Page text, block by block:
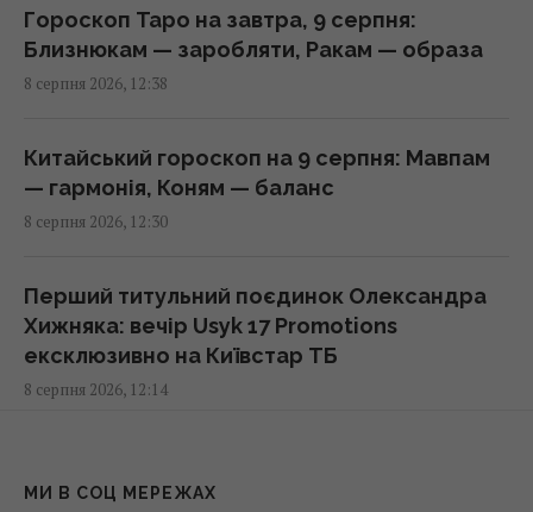
Нові рішення Нацбанку дозволять бізнесу
залучати більше кредитів: Пишний розкрив
деталі
Денисенко зізналася, чому насправді
поспішає вийти заміж
Обробка вхідних дверей оцтом: досвідчені
господині розповіли, для чого це потрібно
13:00 субота, 08 серпня 2026
названо найпопулярнішого автовиробника
Гороскоп Таро на завтра, 9 серпня:
Близнюкам — заробляти, Ракам — образа
8 серпня 2026, 12:38
Китайський гороскоп на 9 серпня: Мавпам
— гармонія, Коням — баланс
8 серпня 2026, 12:30
Перший титульний поєдинок Олександра
Хижняка: вечір Usyk 17 Promotions
ексклюзивно на Київстар ТБ
8 серпня 2026, 12:14
розкрили ідеальний час
МИ В СОЦ МЕРЕЖАХ